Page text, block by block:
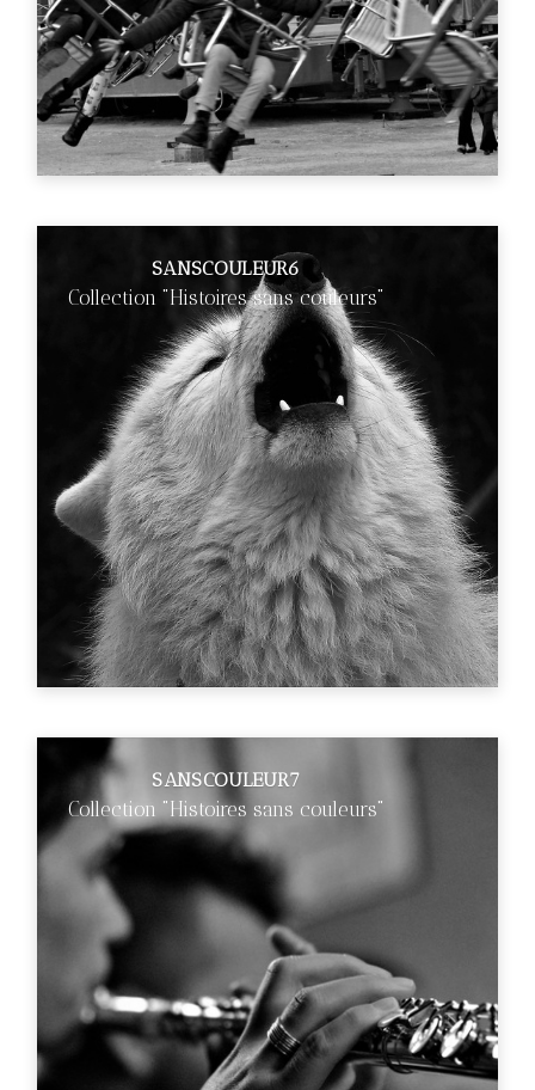
SANSCOULEUR6
Collection "Histoires sans couleurs"
SANSCOULEUR7
Collection "Histoires sans couleurs"
€89